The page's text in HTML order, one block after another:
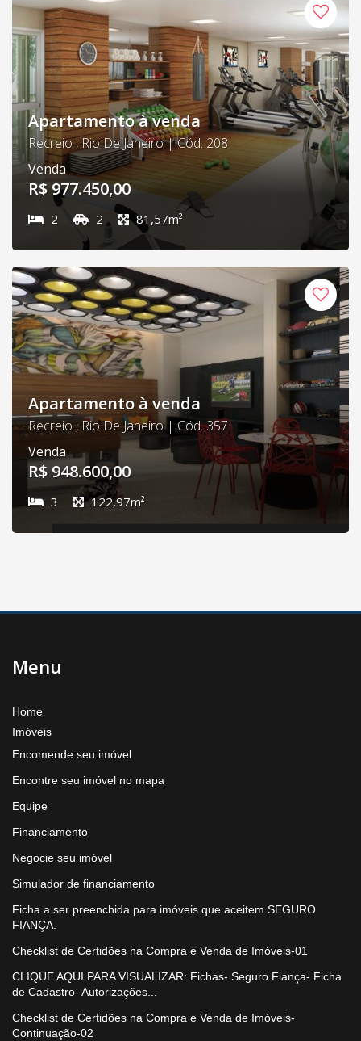
Apartamento à venda
Recreio , Rio De Janeiro | Cód. 208
Venda
R$ 977.450,00
2 2 81,57m²
Apartamento à venda
Recreio , Rio De Janeiro | Cód. 357
Venda
R$ 948.600,00
3 122,97m²
Menu
Home
Imóveis
Encomende seu imóvel
Encontre seu imóvel no mapa
Equipe
Financiamento
Negocie seu imóvel
Simulador de financiamento
Ficha a ser preenchida para imóveis que aceitem SEGURO
FIANÇA.
Checklist de Certidões na Compra e Venda de Imóveis-01
CLIQUE AQUI PARA VISUALIZAR: Fichas- Seguro Fiança- Ficha
de Cadastro- Autorizações...
Checklist de Certidões na Compra e Venda de Imóveis-
Continuação-02